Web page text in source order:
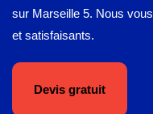
sur Marseille 5. Nous
et satisfaisants.
Devis gratuit